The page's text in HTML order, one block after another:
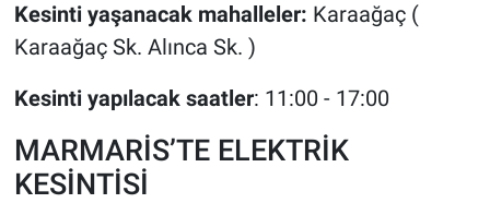
Kesinti yaşanacak mahalleler: Karaağaç (
Karaağaç Sk. Alınca Sk. )
Kesinti yapılacak saatler: 11:00 - 17:00
MARMARİS’TE ELEKTRİK
KESİNTİSİ